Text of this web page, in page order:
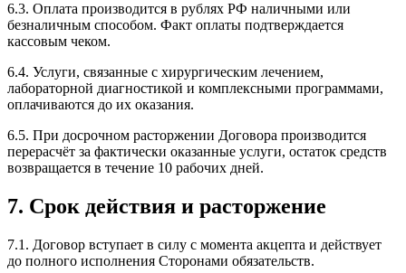
6.3. Оплата производится в рублях РФ наличными или
безналичным способом. Факт оплаты подтверждается
кассовым чеком.
6.4. Услуги, связанные с хирургическим лечением,
лабораторной диагностикой и комплексными программами,
оплачиваются до их оказания.
6.5. При досрочном расторжении Договора производится
перерасчёт за фактически оказанные услуги, остаток средств
возвращается в течение 10 рабочих дней.
7. Срок действия и расторжение
7.1. Договор вступает в силу с момента акцепта и действует
до полного исполнения Сторонами обязательств.